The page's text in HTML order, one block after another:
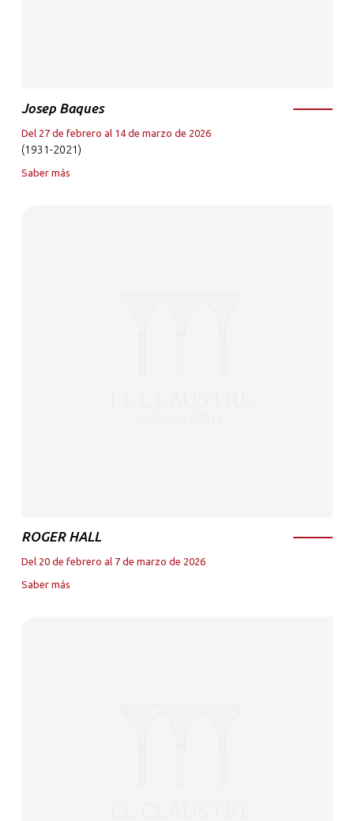
Josep Baques
Del 27 de febrero al 14 de marzo de 2026
(1931-2021)
Saber más
ROGER HALL
Del 20 de febrero al 7 de marzo de 2026
Saber más